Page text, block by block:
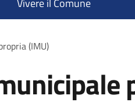
Vivere il Comune
(IMU)